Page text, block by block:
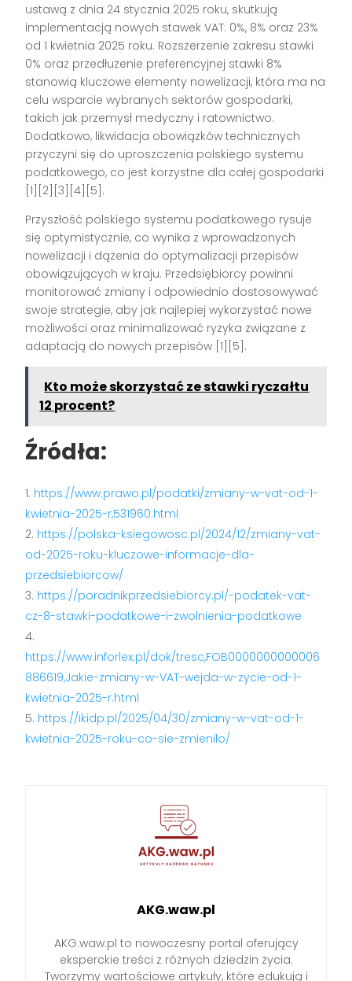
ustawą z dnia 24 stycznia 2025 roku, skutkują
implementacją nowych stawek VAT: 0%, 8% oraz 23%
od 1 kwietnia 2025 roku. Rozszerzenie zakresu stawki
0% oraz przedłużenie preferencyjnej stawki 8%
stanowią kluczowe elementy nowelizacji, która ma na
celu wsparcie wybranych sektorów gospodarki,
takich jak przemysł medyczny i ratownictwo.
Dodatkowo, likwidacja obowiązków technicznych
przyczyni się do uproszczenia polskiego systemu
podatkowego, co jest korzystne dla całej gospodarki
[1][2][3][4][5].
Przyszłość polskiego systemu podatkowego rysuje
się optymistycznie, co wynika z wprowadzonych
nowelizacji i dążenia do optymalizacji przepisów
obowiązujących w kraju. Przedsiębiorcy powinni
monitorować zmiany i odpowiednio dostosowywać
swoje strategie, aby jak najlepiej wykorzystać nowe
możliwości oraz minimalizować ryzyka związane z
adaptacją do nowych przepisów [1][5].
Kto może skorzystać ze stawki ryczałtu
12 procent?
Źródła:
https://www.prawo.pl/podatki/zmiany-w-vat-od-1-
kwietnia-2025-r,531960.html
https://polska-ksiegowosc.pl/2024/12/zmiany-vat-
od-2025-roku-kluczowe-informacje-dla-
przedsiebiorcow/
https://poradnikprzedsiebiorcy.pl/-podatek-vat-
cz-8-stawki-podatkowe-i-zwolnienia-podatkowe
https://www.inforlex.pl/dok/tresc,FOB0000000000006
886619,Jakie-zmiany-w-VAT-wejda-w-zycie-od-1-
kwietnia-2025-r.html
https://ikidp.pl/2025/04/30/zmiany-w-vat-od-1-
kwietnia-2025-roku-co-sie-zmienilo/
AKG.waw.pl
AKG.waw.pl to nowoczesny portal oferujący
eksperckie treści z różnych dziedzin życia.
Tworzymy wartościowe artykuły, które edukują i